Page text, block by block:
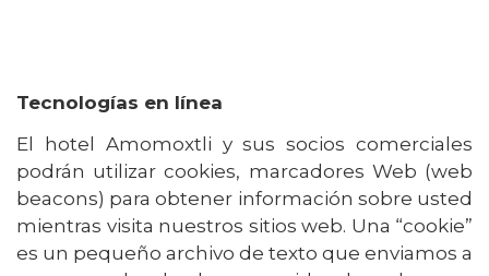
Tecnologías en línea
El hotel Amomoxtli y sus socios comerciales
podrán utilizar cookies, marcadores Web (web
beacons) para obtener información sobre usted
mientras visita nuestros sitios web. Una “cookie”
es un pequeño archivo de texto que enviamos a